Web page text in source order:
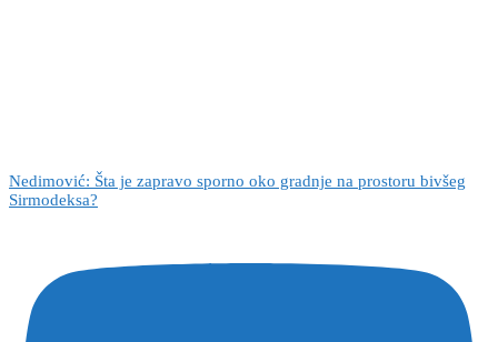
Nedimović: Šta je zapravo sporno oko gradnje na prostoru bivšeg
Sirmodeksa?